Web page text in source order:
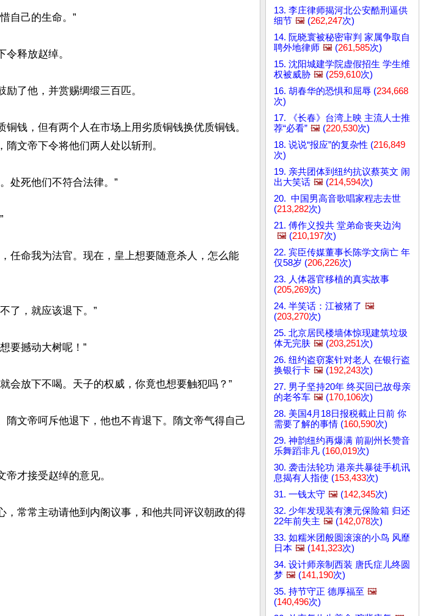
自己的生命。”
释放赵绰。
了他，并赏赐绸缎三百匹。
钱，但有两个人在市场上用劣质铜钱换优质铜钱。
文帝下令将他们两人处以斩刑。
处死他们不符合法律。”
任命我为法官。现在，皇上想要随意杀人，怎么能
了，就应该退下。”
要撼动大树呢！”
会放下不喝。天子的权威，你竟也想要触犯吗？”
隋文帝呵斥他退下，他也不肯退下。隋文帝气得自己
才接受赵绰的意见。
，常常主动请他到内阁议事，和他共同评议朝政的得
13. 李庄律师揭河北公安酷刑逼供
细节 🖼️ (262,247次)
14. 阮晓寰被秘密审判 家属争取自
聘外地律师 🖼️ (261,585次)
15. 沈阳城建学院虚假招生 学生维
权被威胁 🖼️ (259,610次)
16. 胡春华的恐惧和屈辱 (234,668
次)
17. 《长春》台湾上映 主流人士推
荐“必看” 🖼️ (220,530次)
18. 说说“报应”的复杂性 (216,849
次)
19. 亲共团体到纽约抗议蔡英文 闹
出大笑话 🖼️ (214,594次)
20. 中国男高音歌唱家程志去世
(213,282次)
21. 傅作义投共 堂弟命丧夹边沟
🖼️ (210,197次)
22. 宾臣传媒董事长陈学文病亡 年
仅58岁 (206,226次)
23. 人体器官移植的真实故事
(205,269次)
24. 半笑话：江被猪了 🖼️
(203,270次)
25. 北京居民楼墙体惊现建筑垃圾
体无完肤 🖼️ (203,251次)
26. 纽约盗窃案针对老人 在银行盗
换银行卡 🖼️ (192,243次)
27. 男子坚持20年 终买回已故母亲
的老爷车 🖼️ (170,106次)
28. 美国4月18日报税截止日前 你
需要了解的事情 (160,590次)
29. 神韵纽约再爆满 前副州长赞音
乐舞蹈非凡 (160,019次)
30. 袭击法轮功 港亲共暴徒手机讯
息揭有人指使 (153,433次)
31. 一钱太守 🖼️ (142,345次)
32. 少年发现装有澳元保险箱 归还
22年前失主 🖼️ (142,078次)
33. 如糯米团般圆滚滚的小鸟 风靡
日本 🖼️ (141,323次)
34. 设计师亲制西装 唐氏症儿终圆
梦 🖼️ (141,190次)
35. 持节守正 德厚福至 🖼️
(140,496次)